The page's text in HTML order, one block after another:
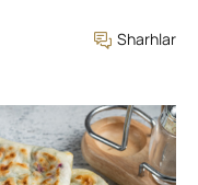
Sharhlar